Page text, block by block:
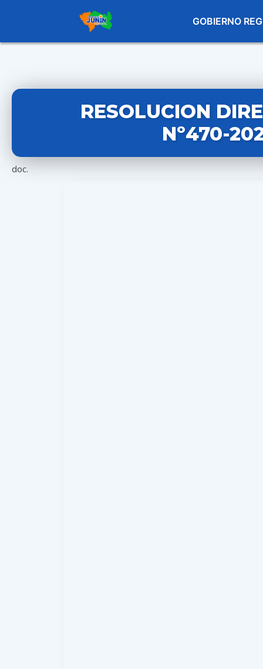
GOBIERNO
RESOLUCION
Nº470-
doc.